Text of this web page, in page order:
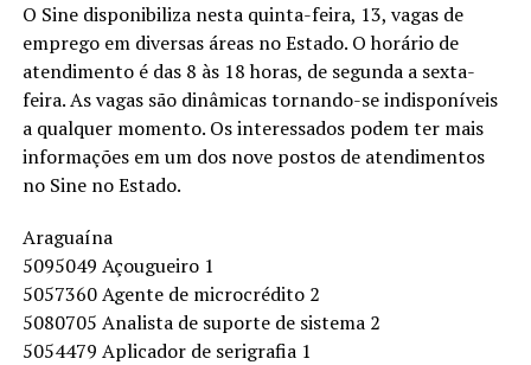
O Sine disponibiliza nesta quinta-feira, 13, vagas de
emprego em diversas áreas no Estado. O horário de
atendimento é das 8 às 18 horas, de segunda a sexta-
feira. As vagas são dinâmicas tornando-se indisponíveis
a qualquer momento. Os interessados podem ter mais
informações em um dos nove postos de atendimentos
no Sine no Estado.
Araguaína
5095049 Açougueiro 1
5057360 Agente de microcrédito 2
5080705 Analista de suporte de sistema 2
5054479 Aplicador de serigrafia 1